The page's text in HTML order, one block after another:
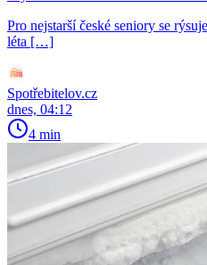
Pro nejstarší české seniory se
léta […]
Spotřebitelov.cz
dnes, 04:12
4 min